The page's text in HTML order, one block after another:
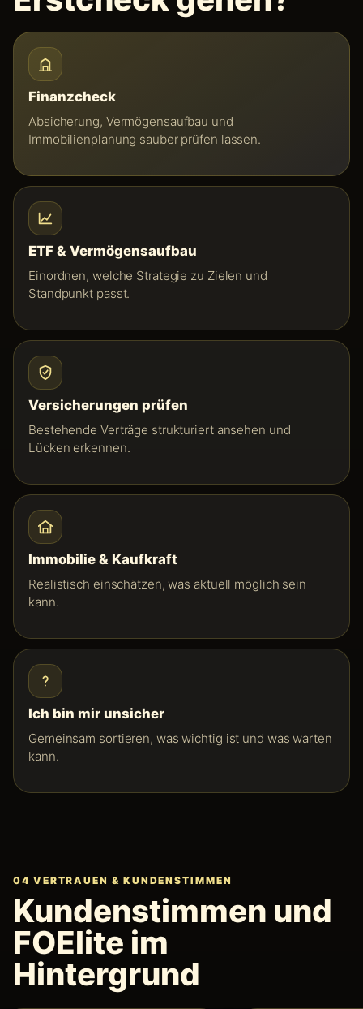
Finanzcheck
Absicherung, Vermögensaufbau und
Immobilienplanung sauber prüfen lassen.
ETF & Vermögensaufbau
Einordnen, welche Strategie zu Zielen und
Standpunkt passt.
Versicherungen prüfen
Bestehende Verträge strukturiert ansehen und
Lücken erkennen.
Immobilie & Kaufkraft
Realistisch einschätzen, was aktuell möglich sein
kann.
Ich bin mir unsicher
Gemeinsam sortieren, was wichtig ist und was warten
kann.
04 VERTRAUEN & KUNDENSTIMMEN
Kundenstimmen und
FOElite im
Hintergrund